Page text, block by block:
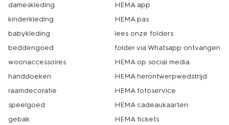
dameskleding
kinderkleding
babykleding
beddengoed
woonaccessoires
handdoeken
raamdecoratie
speelgoed
gebak
HEMA app
HEMA pas
lees onze folders
folder via Whatsapp ontvangen
HEMA op social media
HEMA herontwerpwedstrijd
HEMA fotoservice
HEMA cadeaukaarten
HEMA tickets